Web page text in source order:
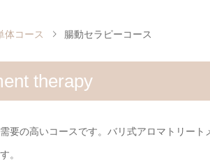
体コース 腸動セラピーコース
therapy
要の高いコースです。バリ式アロマトリー
。